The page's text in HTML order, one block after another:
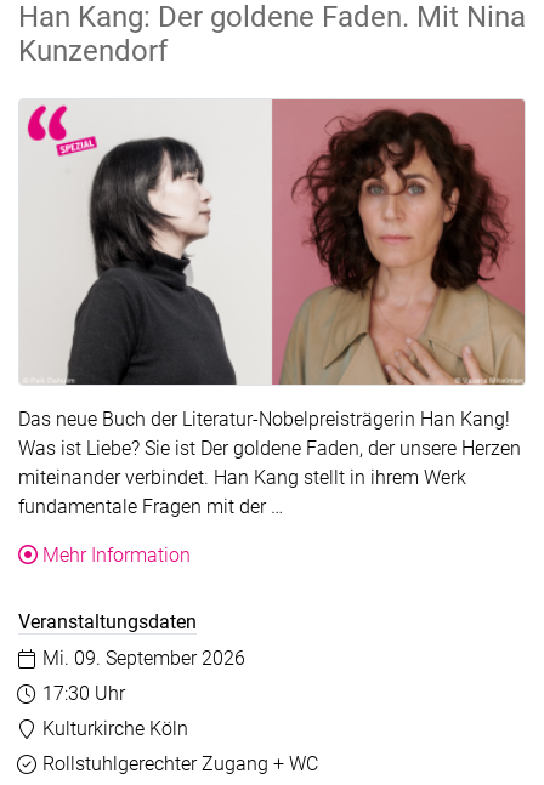
Han Kang: Der goldene Faden. Mit Nina
Kunzendorf
Das neue Buch der Literatur-Nobelpreisträgerin Han Kang!
Was ist Liebe? Sie ist Der goldene Faden, der unsere Herzen
miteinander verbindet. Han Kang stellt in ihrem Werk
fundamentale Fragen mit der …
Mehr Information
Veranstaltungsdaten
Datum:
Mi. 09. September 2026
Uhrzeit:
17:30 Uhr
Veranstaltungsort:
Kulturkirche Köln
Barrierefreiheit
Rollstuhlgerechter Zugang + WCVerfügbar